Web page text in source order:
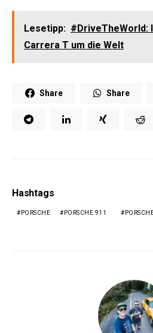
Lesetipp: #DriveTheWorld:
Carrera T um die Welt
Share Share
Hashtags
PORSCHE PORSCHE 911